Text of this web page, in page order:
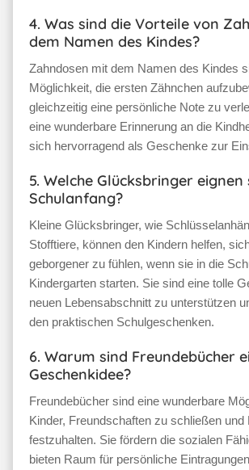
4. Was sind die Vorteile von
dem Namen des Kindes?
Zahndosen mit dem Namen des Kindes
Möglichkeit, die ersten Zähnchen
gleichzeitig eine persönliche Note zu
eine wunderbare Erinnerung an die
sich hervorragend als Geschenke zur
5. Welche Glücksbringer
Schulanfang?
Kleine Glücksbringer, wie
Stofftiere, können den Kindern helfen,
geborgener zu fühlen, wenn sie in die
Kindergarten starten. Sie sind eine tolle
neuen Lebensabschnitt zu unterstützen
den praktischen Schulgeschenken.
6. Warum sind Freundebücher
Geschenkidee?
Freundebücher sind eine wunderbare
Kinder, Freundschaften zu schließen und
festzuhalten. Sie fördern die sozialen
bieten Raum für persönliche